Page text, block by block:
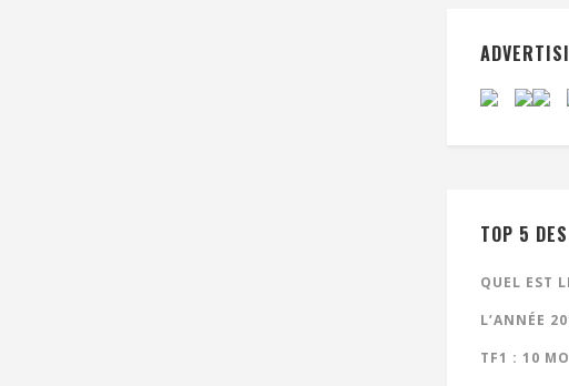
TOP 5
QUEL EST
L’ANNÉE
TF1 : 10